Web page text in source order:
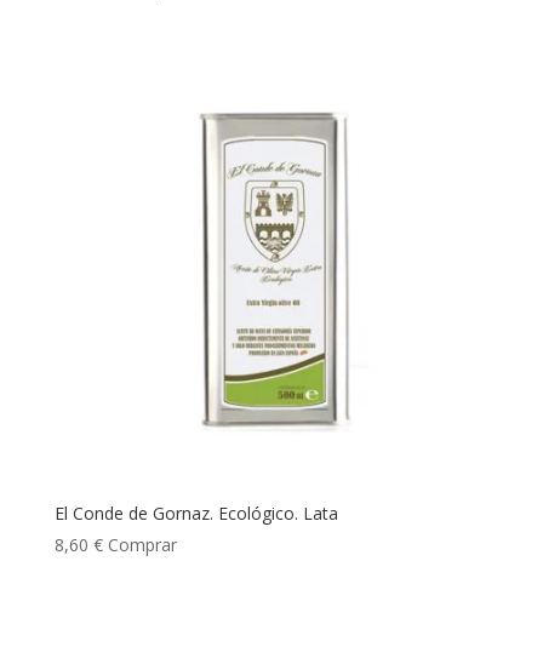
El Conde de Gornaz. Ecológico. Lata
8,60 € Comprar